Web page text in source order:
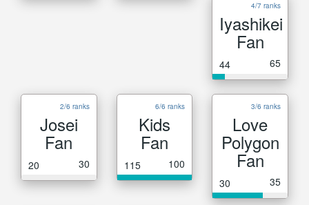
4/7 ranks
Iyashikei
Fan
44 65
2/6 ranks
Josei
Fan
20 30
6/6 ranks
Kids
Fan
115 100
3/6 ranks
Love
Polygon
Fan
30 35